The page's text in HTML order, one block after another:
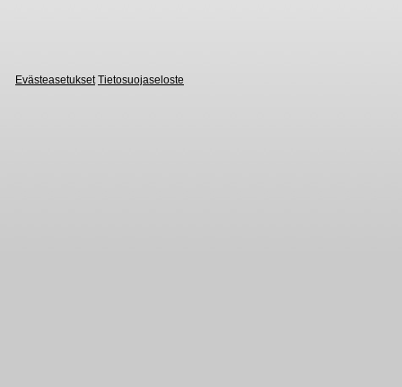
Evästeasetukset Tietosuojaseloste